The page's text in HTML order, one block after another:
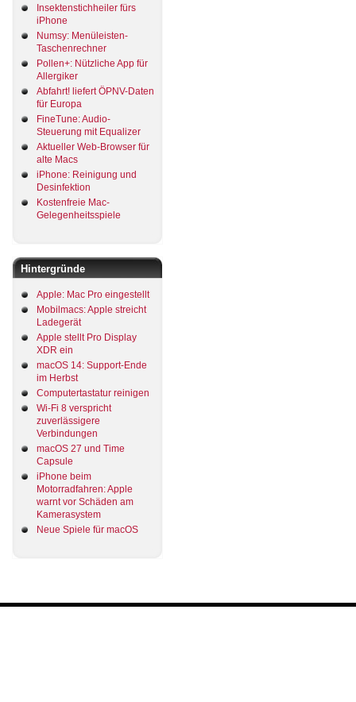
Insektenstichheiler fürs
iPhone
Numsy: Menüleisten-
Taschenrechner
Pollen+: Nützliche App für
Allergiker
Abfahrt! liefert ÖPNV-Daten
für Europa
FineTune: Audio-
Steuerung mit Equalizer
Aktueller Web-Browser für
alte Macs
iPhone: Reinigung und
Desinfektion
Kostenfreie Mac-
Gelegenheitsspiele
Hintergründe
Apple: Mac Pro eingestellt
Mobilmacs: Apple streicht
Ladegerät
Apple stellt Pro Display
XDR ein
macOS 14: Support-Ende
im Herbst
Computertastatur reinigen
Wi-Fi 8 verspricht
zuverlässigere
Verbindungen
macOS 27 und Time
Capsule
iPhone beim
Motorradfahren: Apple
warnt vor Schäden am
Kamerasystem
Neue Spiele für macOS